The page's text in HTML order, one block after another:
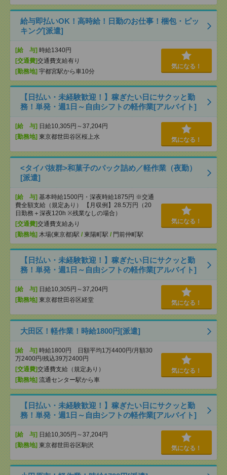
給与即払いOK！高時給！日勤のお仕事！梱包・ピッ
キング[派遣]
[給 与] 時給1340円
[交通費]交通費支給有り
[勤務地] 宇都宮駅から車10分
気になる！
【日払い・未経験歓迎！】稼ぎたい日にサクッと勤
務！単発・週1日～自由シフトの軽作業[アルバイト]
[給 与] 日給10,305円～37,204円
[勤務地] 東京都世田谷区桜上水 気になる！
<タイパ抜群>和菓子のパック詰め／軽作業（夜勤）
[派遣]
[給 与] 基本時給1500円・深夜時給1875円 ※交通
費全額支給（規定あり） 【月収例】28.5万円（20
日勤務＋深夜120h ※残業なしの場合）
[交通費]交通費支給あり
[勤務地] 木場(東京都)駅 / 東陽町駅 / 門前仲町駅
気になる！
【日払い・未経験歓迎！】稼ぎたい日にサクッと勤
務！単発・週1日～自由シフトの軽作業[アルバイト]
[給 与] 日給10,305円～37,204円
[勤務地] 東京都世田谷区経堂 気になる！
大田区！軽作業！時給1800円[派遣]
[給 与] 時給1800円 日額平均1万4400円/月額30
万2400円/残込39万2400円
[交通費]交通費支給（規定あり）
[勤務地] 流通センター駅から車
気になる！
【日払い・未経験歓迎！】稼ぎたい日にサクッと勤
務！単発・週1日～自由シフトの軽作業[アルバイト]
[給 与] 日給10,305円～37,204円
[勤務地] 東京都世田谷区駒沢 気になる！